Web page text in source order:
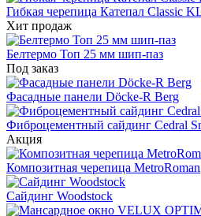
Гибкая черепица Катепал Classic
Хит продаж
Белтермо Топ 25 мм шип-паз
Под заказ
Фасадные панели Döcke-R Berg
Фиброцементный сайдинг Cedral
Акция
Композитная черепица MetroRoman
Cайдинг Woodstock